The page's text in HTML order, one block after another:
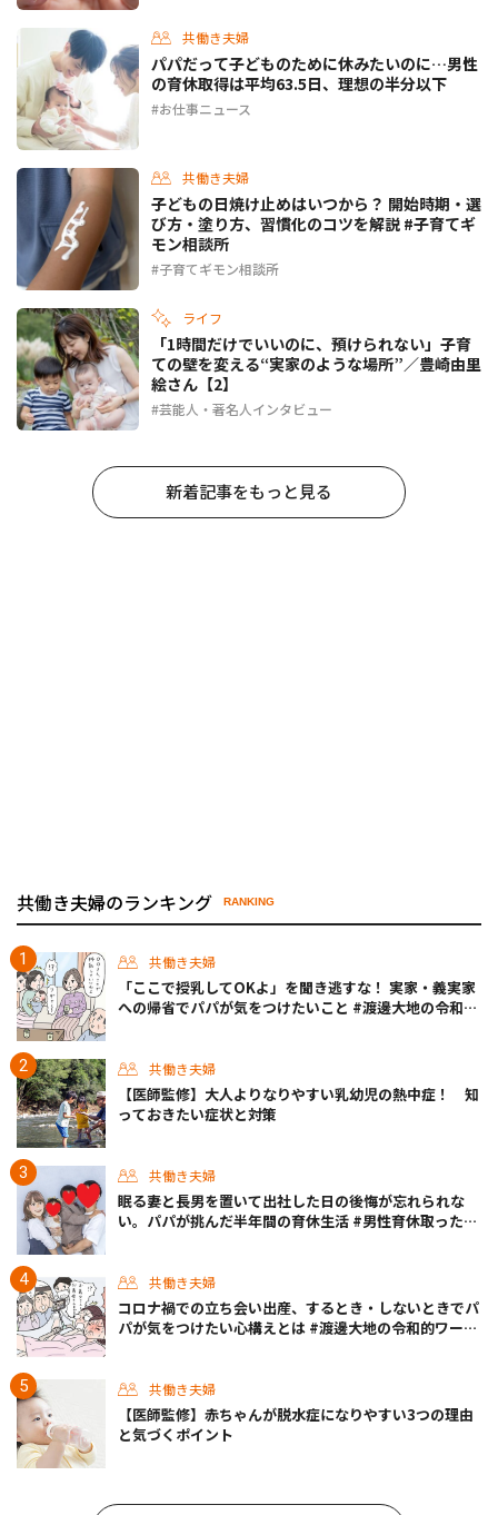
共働き夫婦
パパだって子どものために休みたいのに…男性
の育休取得は平均63.5日、理想の半分以下
お仕事ニュース
共働き夫婦
子どもの日焼け止めはいつから？ 開始時期・選
び方・塗り方、習慣化のコツを解説 #子育てギ
モン相談所
子育てギモン相談所
ライフ
「1時間だけでいいのに、預けられない」子育
ての壁を変える“実家のような場所”／豊崎由里
絵さん【2】
芸能人・著名人インタビュー
新着記事をもっと見る
共働き夫婦のランキング RANKING
共働き夫婦
「ここで授乳してOKよ」を聞き逃すな！ 実家・義実家
への帰省でパパが気をつけたいこと #渡邊大地の令和的
共働き夫婦
【医師監修】大人よりなりやすい乳幼児の熱中症！ 知
っておきたい症状と対策
共働き夫婦
眠る妻と長男を置いて出社した日の後悔が忘れられな
い。パパが挑んだ半年間の育休生活 #男性育休取ったら
共働き夫婦
コロナ禍での立ち会い出産、するとき・しないときでパ
パが気をつけたい心構えとは #渡邊大地の令和的ワーパ
共働き夫婦
【医師監修】赤ちゃんが脱水症になりやすい3つの理由
と気づくポイント